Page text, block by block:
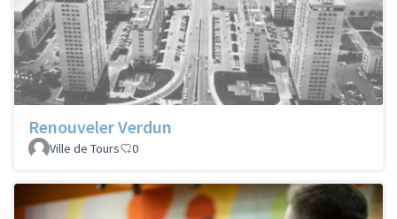
Renouveler Verdun
Ville de Tours 0